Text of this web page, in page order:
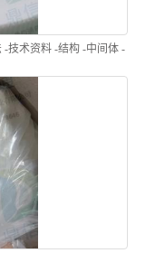
技术资料 -结构 -中间体 -